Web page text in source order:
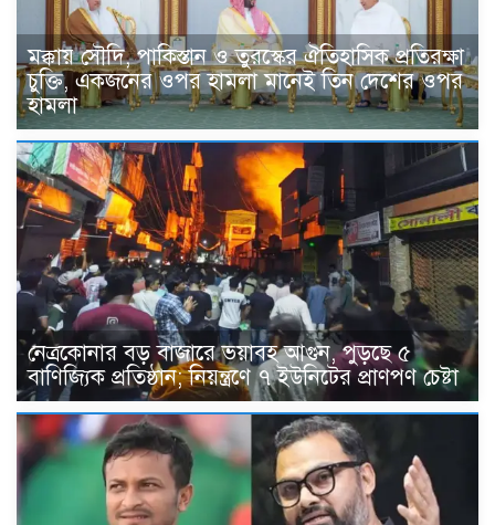
মক্কায় সৌদি, পাকিস্তান ও তুরস্কের ঐতিহাসিক প্রতিরক্ষা
চুক্তি, একজনের ওপর হামলা মানেই তিন দেশের ওপর
হামলা
নেত্রকোনার বড় বাজারে ভয়াবহ আগুন, পুড়ছে ৫
বাণিজ্যিক প্রতিষ্ঠান; নিয়ন্ত্রণে ৭ ইউনিটের প্রাণপণ চেষ্টা